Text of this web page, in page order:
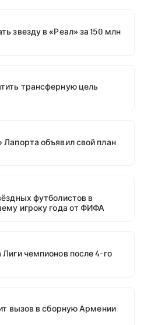
звезду в «Реал» за 150 млн
трансферную цель
объявил свой план
футболистов в
игроку года от ФИФА
чемпионов после 4-го
вызов в сборную Армении